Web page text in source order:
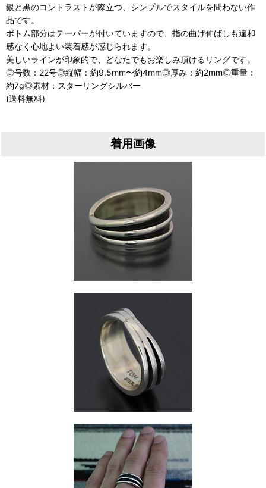
銀と黒のコントラストが際立つ、シンプルでスタイルを問わない作
品です。
ボトム部分はテーパーが付いていますので、指の曲げ伸ばしも違和
感なく心地よい装着感が感じられます。
美しいラインが印象的で、どなたでもお楽しみ頂けるリングです。
◎号数：22号◎縦幅：約9.5mm〜約4mm◎厚み：約2mm◎重量：
約7g◎素材：スターリングシルバー
(送料無料)
着用画像